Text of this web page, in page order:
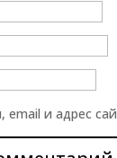
email и адрес